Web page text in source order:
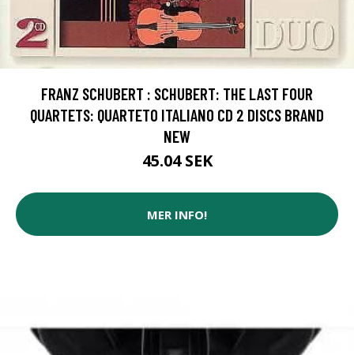
FRANZ SCHUBERT : SCHUBERT: THE LAST FOUR
QUARTETS: QUARTETO ITALIANO CD 2 DISCS BRAND
NEW
45.04 SEK
MER INFO!